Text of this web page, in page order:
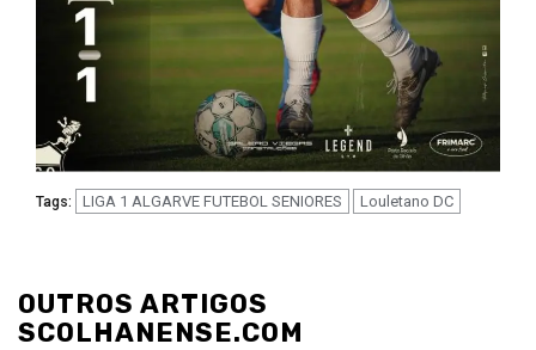
Tags: LIGA 1 ALGARVE FUTEBOL SENIORES Louletano DC
de
artigos
OUTROS ARTIGOS
SCOLHANENSE.COM